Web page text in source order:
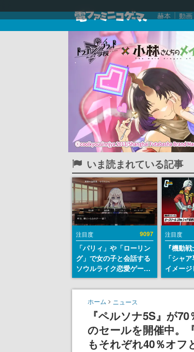
赫本 動画
いま読まれている記事
注目度 9097
「パリィ」や「ローリン
グ」で女の子と会話する
ソウルライク恋愛ゲーム
『小早川さんはソウルラ
イク』無料公開。返事に
失敗すると「YOU
DIED」
注目度
『機動
「シャ
イメー
リール
にはシ
エンブ
どを配置
ホーム ニュース
『ペルソナ5S』が
のセールを開催中
もそれぞれ40％オフ